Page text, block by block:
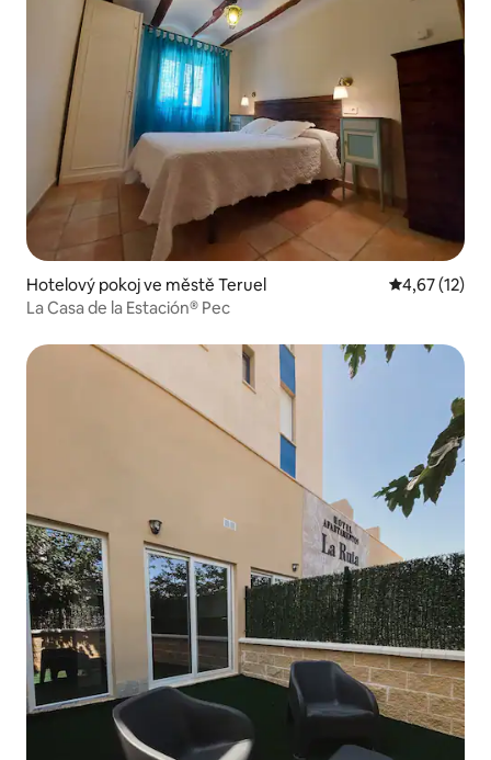
Hotelový pokoj ve městě Teruel Průměrné
4,67 (12)
La Casa de la Estación® Pec